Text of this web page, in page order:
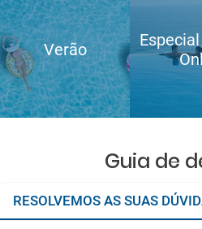
Verão
Guia de
RESOLVEMOS AS SUAS